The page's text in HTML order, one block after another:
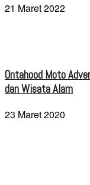
21 Maret 2022
Ontahood Moto
dan Wisata Alam
23 Maret 2020